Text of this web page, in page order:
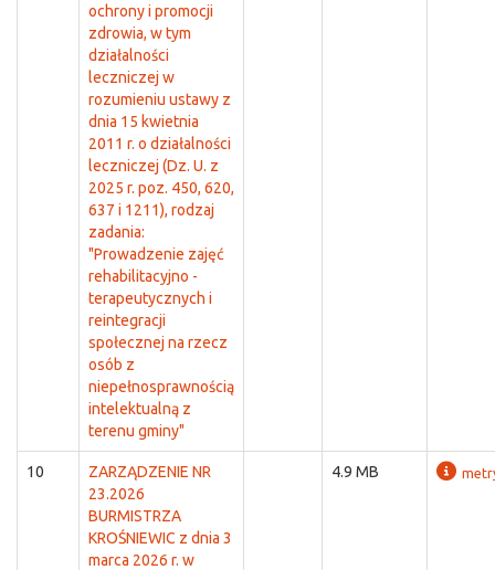
ochrony i promocji
zdrowia, w tym
działalności
leczniczej w
rozumieniu ustawy z
dnia 15 kwietnia
2011 r. o działalności
leczniczej (Dz. U. z
2025 r. poz. 450, 620,
637 i 1211), rodzaj
zadania:
"Prowadzenie zajęć
rehabilitacyjno -
terapeutycznych i
reintegracji
społecznej na rzecz
osób z
niepełnosprawnością
intelektualną z
terenu gminy"
10
ZARZĄDZENIE NR
23.2026
BURMISTRZA
KROŚNIEWIC z dnia 3
marca 2026 r. w
4.9 MB